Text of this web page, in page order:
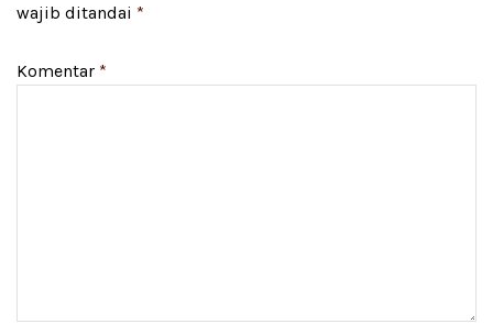
wajib ditandai *
Komentar *